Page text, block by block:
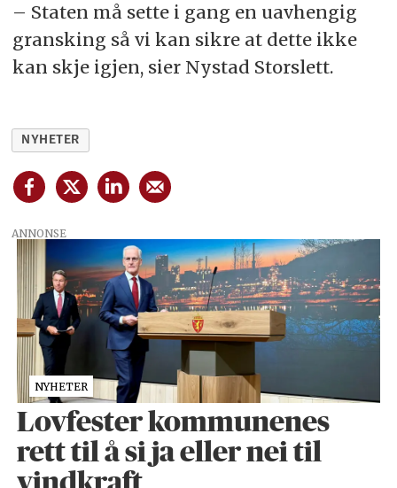
– Staten må sette i gang en uavhengig
gransking så vi kan sikre at dette ikke
kan skje igjen, sier Nystad Storslett.
NYHETER
ANNONSE
NYHETER
Lovfester kommunenes
rett til å si ja eller nei til